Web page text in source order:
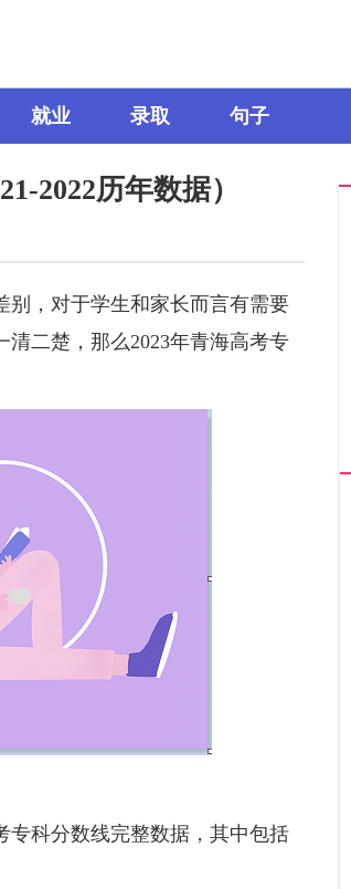
就业 录取 句子
2022历年数据）
，对于学生和家长而言有需要
二楚，那么2023年青海高考专
科分数线完整数据，其中包括